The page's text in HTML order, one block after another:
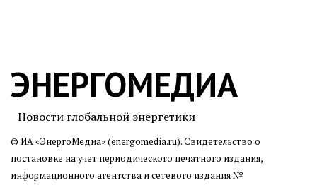
ЭНЕРГОМЕДИА
Новости глобальной энергетики
© ИА «ЭнергоМедиа» (energomedia.ru). Свидетельство о
постановке на учет периодического печатного издания,
информационного агентства и сетевого издания №